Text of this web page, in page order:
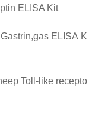
ELISA Kit
ELISA K
Toll-like recepto